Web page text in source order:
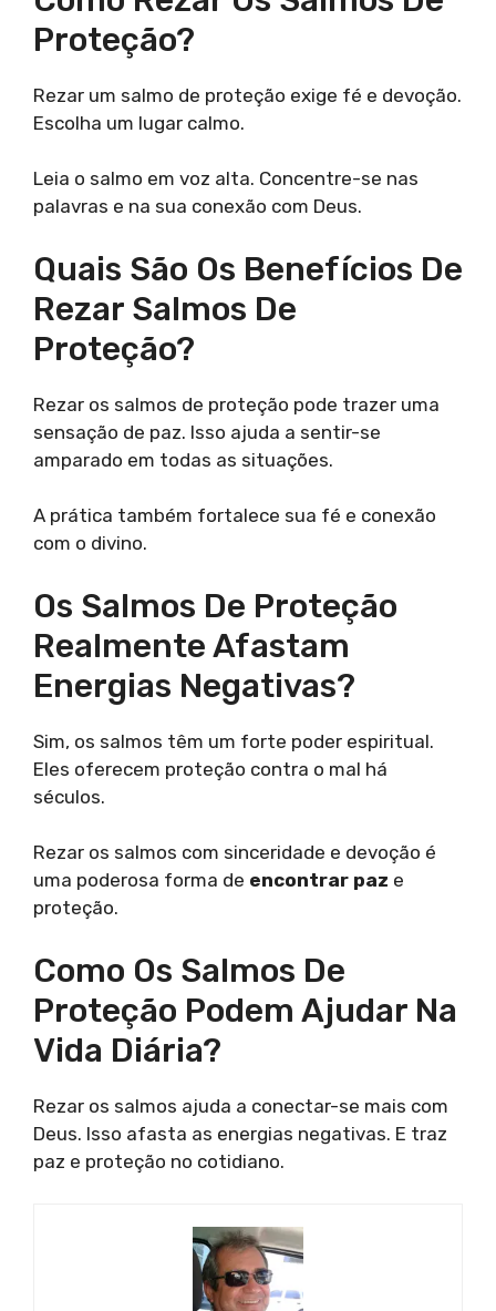
Proteção?
Rezar um salmo de proteção exige fé e devoção.
Escolha um lugar calmo.
Leia o salmo em voz alta. Concentre-se nas
palavras e na sua conexão com Deus.
Quais São Os Benefícios De
Rezar Salmos De
Proteção?
Rezar os salmos de proteção pode trazer uma
sensação de paz. Isso ajuda a sentir-se
amparado em todas as situações.
A prática também fortalece sua fé e conexão
com o divino.
Os Salmos De Proteção
Realmente Afastam
Energias Negativas?
Sim, os salmos têm um forte poder espiritual.
Eles oferecem proteção contra o mal há
séculos.
Rezar os salmos com sinceridade e devoção é
uma poderosa forma de encontrar paz e
proteção.
Como Os Salmos De
Proteção Podem Ajudar Na
Vida Diária?
Rezar os salmos ajuda a conectar-se mais com
Deus. Isso afasta as energias negativas. E traz
paz e proteção no cotidiano.